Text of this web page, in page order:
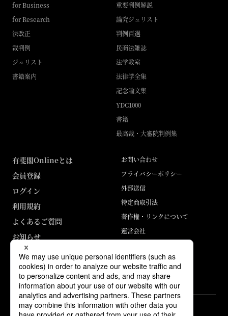
for Business
for Research
法改正
裁判例
ジュリスト
書籍案内
重要判例解説
論究ジュリスト
判例百選
民商法雑誌
法学教室
法律学全集
記念論文集
YDC1000
書籍
最高裁・大審院判例集
有斐閣Onlineとは
会員登録
ログイン
利用規約
よくあるご質問
お知らせ
お問い合わせ
プライバシーポリシー
外部送信
特定商取引法
著作権・リンクについて
運営会社